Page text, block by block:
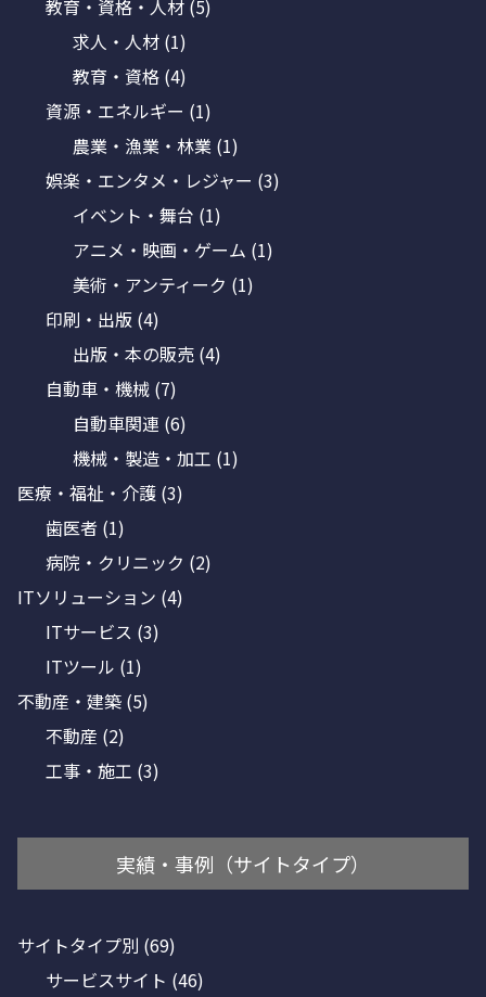
教育・資格・人材 (5)
求人・人材 (1)
教育・資格 (4)
資源・エネルギー (1)
農業・漁業・林業 (1)
娯楽・エンタメ・レジャー (3)
イベント・舞台 (1)
アニメ・映画・ゲーム (1)
美術・アンティーク (1)
印刷・出版 (4)
出版・本の販売 (4)
自動車・機械 (7)
自動車関連 (6)
機械・製造・加工 (1)
医療・福祉・介護 (3)
歯医者 (1)
病院・クリニック (2)
ITソリューション (4)
ITサービス (3)
ITツール (1)
不動産・建築 (5)
不動産 (2)
工事・施工 (3)
実績・事例（サイトタイプ）
サイトタイプ別 (69)
サービスサイト (46)